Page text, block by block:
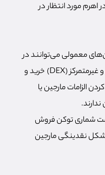
اهرم مورد انتظار در
معمولی می‌توانند در
هر دو پلتفرم صرافی متمرکز (CEX) و غیرمتمرکز (DEX) خرید و
الزامات مارجین یا
شماری توکن فروش
نقدینگی مارجین